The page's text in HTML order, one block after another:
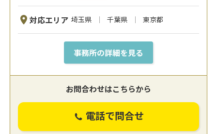
対応エリア 埼玉県 千葉県 東京都
事務所の詳細を見る
お問合わせはこちらから
電話で問合せ